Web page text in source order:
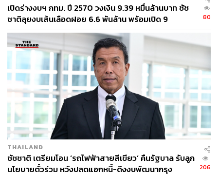
ช่องทางติดตามTHE STANDARD WEALTH
Twitter: twitter.com/standard_wealth
Instagram:instagram.com/thestandardwealth
Official Line คลิกhttps://lin.ee/xfPbXUP
สามารถติดตาม THE STANDARD WEALTH
ผ่านแอปพลิเคชันต่างๆ ที่คุณสะดวกหรือใช้งานอยู่แล้วได้เลย
เปิดร่างงบฯ กทม. ปี 2570 วงเงิน 9.39 หมื่นล้านบาท ชัช
ชาติลุยงบเส้นเลือดฝอย 6.6 พันล้าน พร้อมเปิด 9
ยุทธศาสตร์พัฒนาเมือง
80
THAILAND
ชัชชาติ เตรียมโอน ‘รถไฟฟ้าสายสีเขียว’ คืนรัฐบาล รับลูก
นโยบายตั๋วร่วม หวังปลดแอกหนี้-ดึงงบพัฒนากรุง
206